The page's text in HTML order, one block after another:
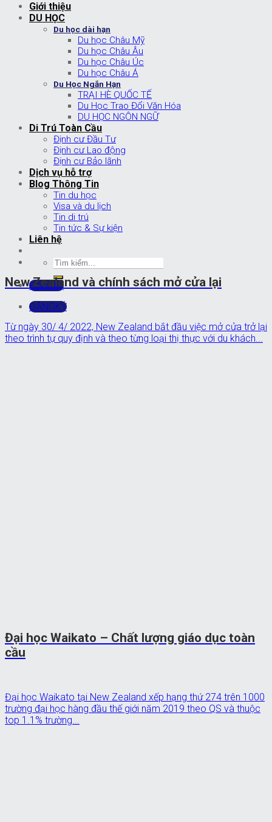
Giới thiệu
DU HỌC
Du học dài hạn
Du học Châu Mỹ
Du học Châu Âu
Du học Châu Úc
Du học Châu Á
Du Học Ngắn Hạn
TRẠI HÈ QUỐC TẾ
Du Học Trao Đổi Văn Hóa
DU HỌC NGÔN NGỮ
Di Trú Toàn Cầu
Định cư Đầu Tư
Định cư Lao động
Định cư Bảo lãnh
Dịch vụ hỗ trợ
Blog Thông Tin
Tin du học
Visa và du lịch
Tin di trú
Tin tức & Sự kiện
Liên hệ
Đăng ký
ĐĂNGKÝ
New Zealand và chính sách mở cửa lại
Từ ngày 30/ 4/ 2022, New Zealand bắt đầu việc mở cửa trở lại
theo trình tự quy định và theo từng loại thị thực với du khách...
Đại học Waikato – Chất lượng giáo dục toàn
cầu
Đại học Waikato tại New Zealand xếp hạng thứ 274 trên 1000
trường đại học hàng đầu thế giới năm 2019 theo QS và thuộc
top 1.1% trường...